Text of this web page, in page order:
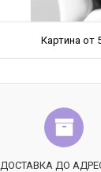
Картина от
ДОСТАВКА ДО